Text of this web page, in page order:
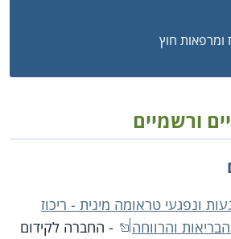
ומרפאות חוץ
ורשמיים
ונפגעי טראומה מינית - ריכוז
והרווחה
- החברה לקידום